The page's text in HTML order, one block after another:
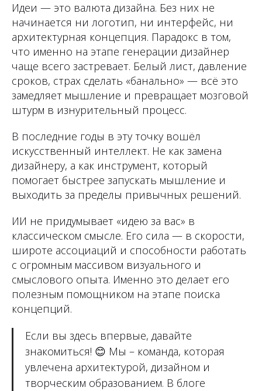
Идеи — это валюта дизайна. Без них не
начинается ни логотип, ни интерфейс, ни
архитектурная концепция. Парадокс в том,
что именно на этапе генерации дизайнер
чаще всего застревает. Белый лист, давление
сроков, страх сделать «банально» — всё это
замедляет мышление и превращает мозговой
штурм в изнурительный процесс.
В последние годы в эту точку вошёл
искусственный интеллект. Не как замена
дизайнеру, а как инструмент, который
помогает быстрее запускать мышление и
выходить за пределы привычных решений.
ИИ не придумывает «идею за вас» в
классическом смысле. Его сила — в скорости,
широте ассоциаций и способности работать
с огромным массивом визуального и
смыслового опыта. Именно это делает его
полезным помощником на этапе поиска
концепций.
Если вы здесь впервые, давайте
знакомиться! 😊 Мы – команда, которая
увлечена архитектурой, дизайном и
творческим образованием. В блоге